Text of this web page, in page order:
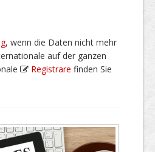
, wenn die Daten nicht mehr
auf der ganzen
Registrare finden Sie